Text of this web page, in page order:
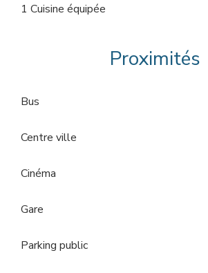
1 Cuisine équipée
Proximités
Bus
Centre ville
Cinéma
Gare
Parking public